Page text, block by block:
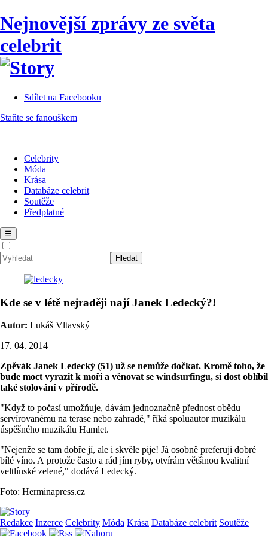
Nejnovější zprávy ze světa
celebrit
Sdílet na Facebooku
Staňte se fanouškem
Celebrity
Móda
Krása
Databáze celebrit
Soutěže
Předplatné
☰
Kde se v létě nejraději nají Janek Ledecký?!
Autor: Lukáš Vltavský
17. 04. 2014
Zpěvák Janek Ledecký (51) už se nemůže dočkat. Kromě toho, že
bude moct vyrazit k moři a věnovat se windsurfingu, si dost oblíbil
také stolování v přírodě.
"Když to počasí umožňuje, dávám jednoznačně přednost obědu
servírovanému na terase nebo zahradě," říká spoluautor muzikálu
úspěšného muzikálu Hamlet.
"Nejenže se tam dobře jí, ale i skvěle pije! Já osobně preferuji dobré
bílé víno. A protože často a rád jím ryby, otvírám většinou kvalitní
veltlínské zelené," dodává Ledecký.
Foto: Herminapress.cz
Redakce Inzerce Celebrity Móda Krása Databáze celebrit Soutěže